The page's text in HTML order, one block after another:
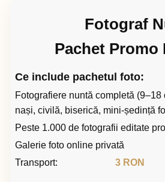
Fotograf
Pachet Promo
Ce include pachetul foto:
Fotografiere nuntă completă (9–18
nași, civilă, biserică, mini-ședință
Peste 1.000 de fotografii editate
Galerie foto online privată
Transport:
3 RON